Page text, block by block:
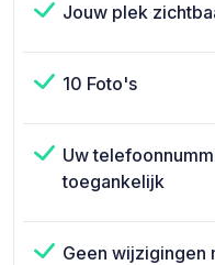
Jouw plek
10 Foto's
Uw
toegankelijk
Geen